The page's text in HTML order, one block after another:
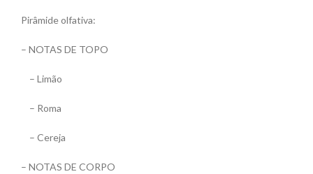
Pirâmide olfativa:
– NOTAS DE TOPO
– Limão
– Roma
– Cereja
– NOTAS DE CORPO